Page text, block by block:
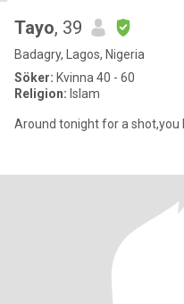
Tayo, 39
Badagry, Lagos, Nigeria
Söker: Kvinna 40 - 60
Religion: Islam
Around tonight for a shot,you